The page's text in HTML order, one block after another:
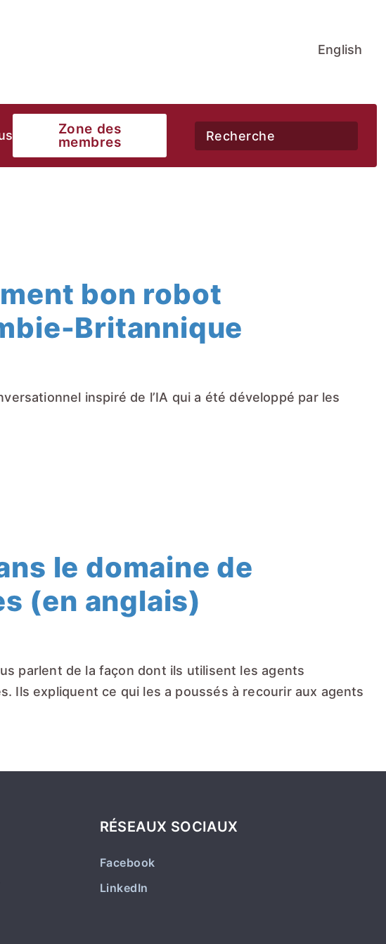
English
Zone des
membres
bon robot
Britannique
inspiré de l’IA qui a été développé par les
le domaine de
(en anglais)
parlent de la façon dont ils utilisent les agents
Ils expliquent ce qui les a poussés à recourir aux agents
RÉSEAUX SOCIAUX
Facebook
LinkedIn